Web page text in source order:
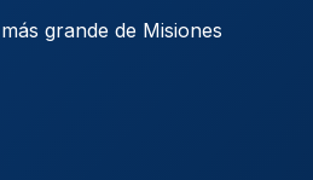
grande de Misiones